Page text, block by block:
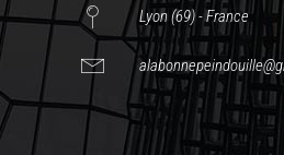
Lyon (69) - France